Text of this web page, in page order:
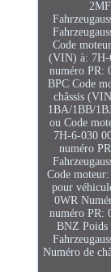
Code
(VIN) à: 7H-
numéro PR:
BPC Code
châssis
1BA/1BB/
ou Code
7H-6-030
numéro
Code
pour
0WR
numéro PR:
BNZ Poids
Numéro de